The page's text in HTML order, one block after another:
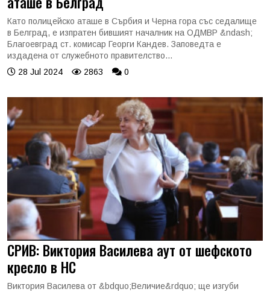
Като полицейско аташе в Сърбия и Черна гора със седалище
в Белград, е изпратен бившият началник на ОДМВР &ndash;
Благоевград ст. комисар Георги Кандев. Заповедта е
издадена от служебното правителство...
28 Jul 2024
2863 0
СРИВ: Виктория Василева аут от шефското
кресло в НС
Виктория Василева от &bdquo;Величие&rdquo; ще изгуби